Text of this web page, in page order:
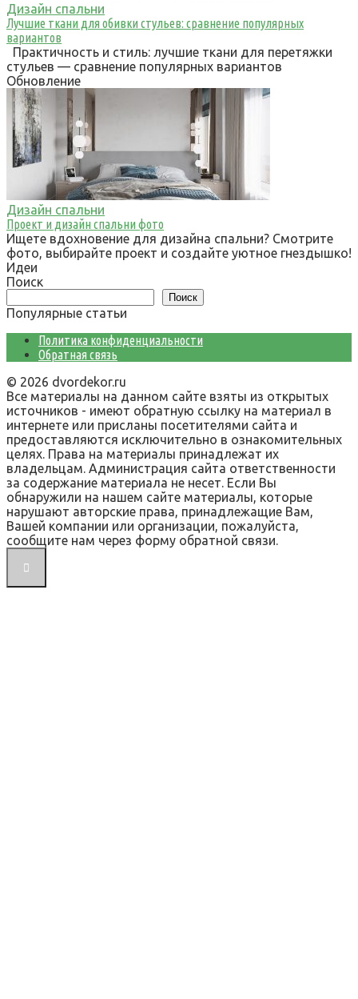
Дизайн спальни
Лучшие ткани для обивки стульев: сравнение популярных
вариантов
Практичность и стиль: лучшие ткани для перетяжки
стульев — сравнение популярных вариантов
Обновление
Дизайн спальни
Проект и дизайн спальни фото
Ищете вдохновение для дизайна спальни? Смотрите
фото, выбирайте проект и создайте уютное гнездышко!
Идеи
Поиск
Поиск
Популярные статьи
Политика конфиденциальности
Обратная связь
© 2026 dvordekor.ru
Все материалы на данном сайте взяты из открытых
источников - имеют обратную ссылку на материал в
интернете или присланы посетителями сайта и
предоставляются исключительно в ознакомительных
целях. Права на материалы принадлежат их
владельцам. Администрация сайта ответственности
за содержание материала не несет. Если Вы
обнаружили на нашем сайте материалы, которые
нарушают авторские права, принадлежащие Вам,
Вашей компании или организации, пожалуйста,
сообщите нам через форму обратной связи.